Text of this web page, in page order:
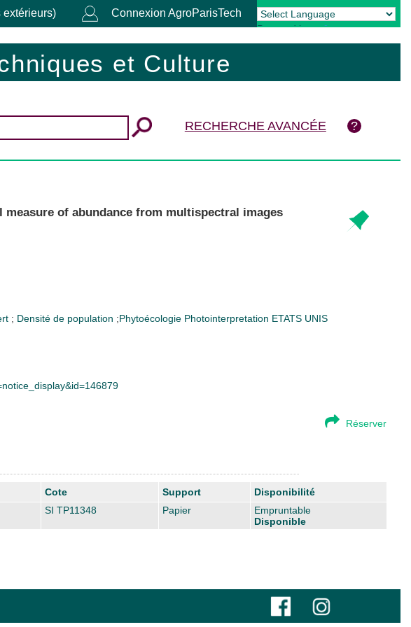
extérieurs) Connexion AgroParisTech
Powered by Translate
et Culture
RECHERCHE AVANCÉE
measure of abundance from multispectral images
; Densité de population ;Phytoécologie Photointerpretation ETATS UNIS
Réserver
Cote Support
Disponibilité
SI TP11348 Papier
Empruntable
Disponible